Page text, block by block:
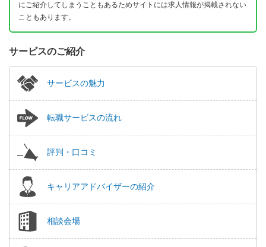
にご紹介してしまうこともあるためサイトには求人情報が掲載されない
こともあります。
サービスのご紹介
サービスの魅力
転職サービスの流れ
評判・口コミ
キャリアアドバイザーの紹介
相談会場